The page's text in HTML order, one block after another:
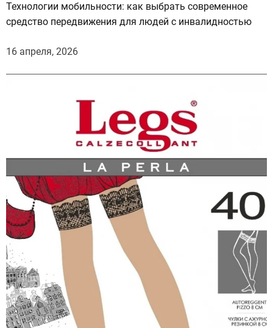
Технологии мобильности: как выбрать современное
средство передвижения для людей с инвалидностью
16 апреля, 2026